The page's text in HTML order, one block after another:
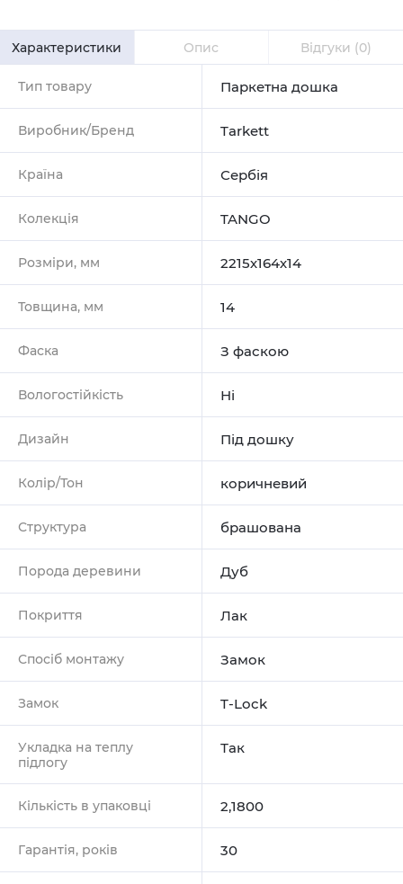
Характеристики Опис Відгуки (0)
Тип товару Паркетна дошка
Виробник/Бренд Tarkett
Країна Сербія
Колекція TANGO
Розміри, мм 2215х164х14
Товщина, мм 14
Фаска З фаскою
Вологостійкість Ні
Дизайн Під дошку
Колір/Тон коричневий
Структура брашована
Порода деревини Дуб
Покриття Лак
Спосіб монтажу Замок
Замок T-Lock
Укладка на теплу
підлогу
Так
Кількість в упаковці 2,1800
Гарантія, років 30